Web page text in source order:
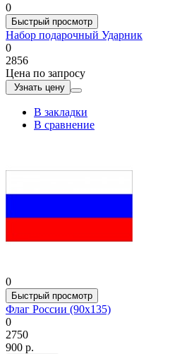
0
Быстрый просмотр
Набор подарочный Ударник
0
2856
Цена по запросу
Узнать цену
В закладки
В сравнение
0
Быстрый просмотр
Флаг России (90x135)
0
2750
900 р.